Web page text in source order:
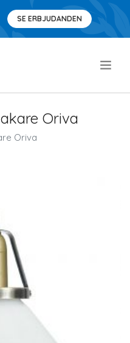
SE ERBJUDANDEN
Oriva
Oriva